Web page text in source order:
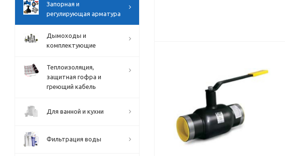
Запорная и
регулирующая арматура
Дымоходы и
комплектующие
Теплоизоляция,
защитная гофра и
греющий кабель
Для ванной и кухни
Фильтрация воды